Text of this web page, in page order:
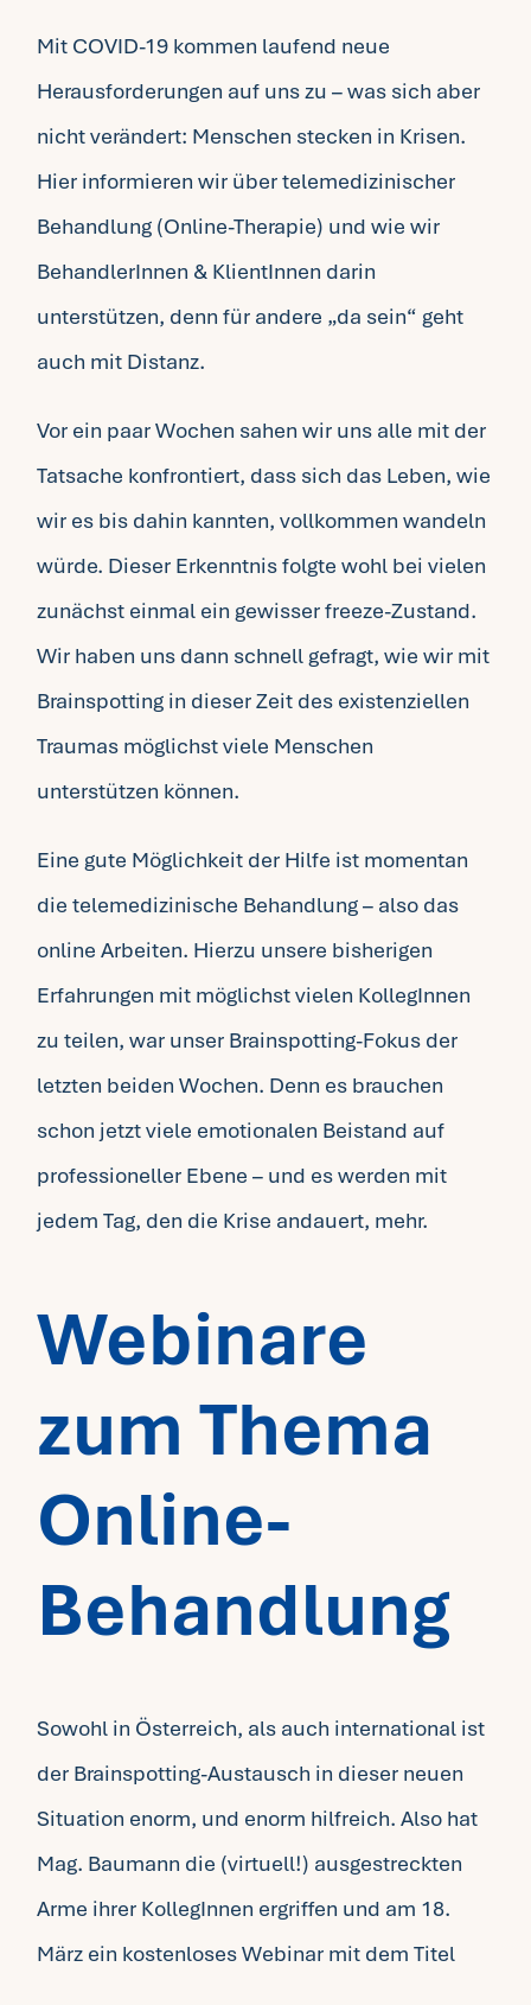
Fragen FAQ
Kontakt
Mein Account
Mit COVID-19 kommen laufend neue
Herausforderungen auf uns zu – was sich aber
nicht verändert: Menschen stecken in Krisen.
Hier informieren wir über telemedizinischer
Behandlung (Online-Therapie) und wie wir
BehandlerInnen & KlientInnen darin
unterstützen, denn für andere „da sein“ geht
auch mit Distanz.
Vor ein paar Wochen sahen wir uns alle mit der
Tatsache konfrontiert, dass sich das Leben, wie
wir es bis dahin kannten, vollkommen wandeln
würde. Dieser Erkenntnis folgte wohl bei vielen
zunächst einmal ein gewisser freeze-Zustand.
Wir haben uns dann schnell gefragt, wie wir mit
Brainspotting in dieser Zeit des existenziellen
Traumas möglichst viele Menschen
unterstützen können.
Eine gute Möglichkeit der Hilfe ist momentan
die telemedizinische Behandlung – also das
online Arbeiten. Hierzu unsere bisherigen
Erfahrungen mit möglichst vielen KollegInnen
zu teilen, war unser Brainspotting-Fokus der
letzten beiden Wochen. Denn es brauchen
schon jetzt viele emotionalen Beistand auf
professioneller Ebene – und es werden mit
jedem Tag, den die Krise andauert, mehr.
Webinare
zum Thema
Online-
Behandlung
Sowohl in Österreich, als auch international ist
der Brainspotting-Austausch in dieser neuen
Situation enorm, und enorm hilfreich. Also hat
Mag. Baumann die (virtuell!) ausgestreckten
Arme ihrer KollegInnen ergriffen und am 18.
März ein kostenloses Webinar mit dem Titel